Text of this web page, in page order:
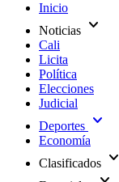
Inicio
Noticias expand_more
Cali
Licita
Política
Elecciones
Judicial
Deportes expand_more
Economía
Clasificados expand_more